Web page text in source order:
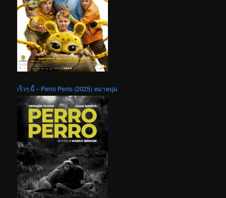
เร็วๆ นี้ – Perro Perro (2025) หมาหนุ่ม